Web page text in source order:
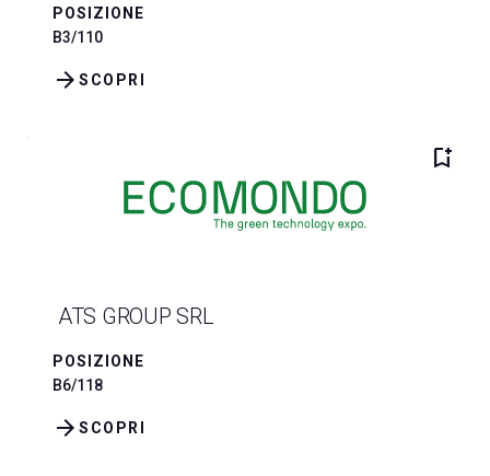
POSIZIONE
B3/110
SCOPRI
arrow_forward
bookmark_add
ATS GROUP SRL
POSIZIONE
B6/118
SCOPRI
arrow_forward